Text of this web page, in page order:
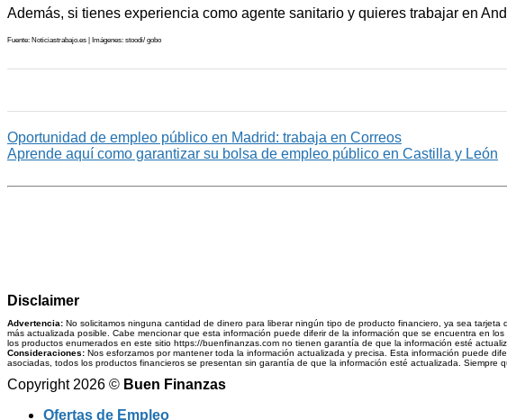
Además, si tienes experiencia como agente sanitario y quieres trabajar en
Fuente: Noticiastrabajo.es | Imágenes: stoodi/ gobo
Oportunidad de empleo público en Madrid: trabaja en Correos
Aprende aquí como garantizar su bolsa de empleo público en Castilla y León
Disclaimer
Advertencia: No solicitamos ninguna cantidad de dinero para liberar ningún tipo de producto financiero, ya sea
más actualizada posible. Cabe mencionar que esta información puede diferir de la información que se encuentra en
los productos enumerados en este sitio https://buenfinanzas.com no tienen garantía de que la información esté
Consideraciones: Nos esforzamos por mantener toda la información actualizada y precisa. Esta información puede
asociadas, todos los productos financieros se presentan sin garantía de que la información esté actualizada.
Copyright 2026 © Buen Finanzas
Ofertas de Empleo